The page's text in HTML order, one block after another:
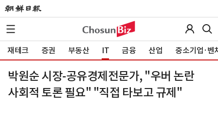
재테크 증권 부동산 IT 금융 산업 중소기업·벤
박원순 시장-공유경제전문가, "우버 논란
사회적 토론 필요" "직접 타보고 규제"